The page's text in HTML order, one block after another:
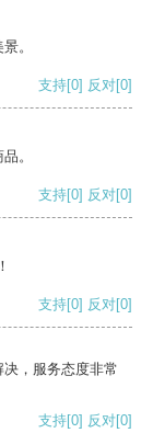
。
支持[0] 反对[0]
。
支持[0] 反对[0]
支持[0] 反对[0]
，服务态度非常
支持[0] 反对[0]